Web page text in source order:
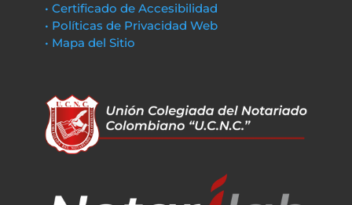
• Certificado de Accesibilidad
• Políticas de Privacidad Web
• Mapa del Sitio